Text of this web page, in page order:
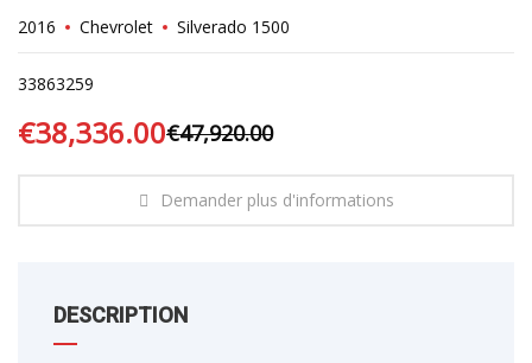
2016 Chevrolet Silverado 1500
33863259
€47,920.00
€38,336.00
Demander plus d'informations
DESCRIPTION